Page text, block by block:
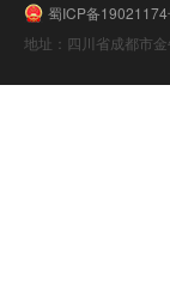
蜀ICP备
地址：四川省成都市